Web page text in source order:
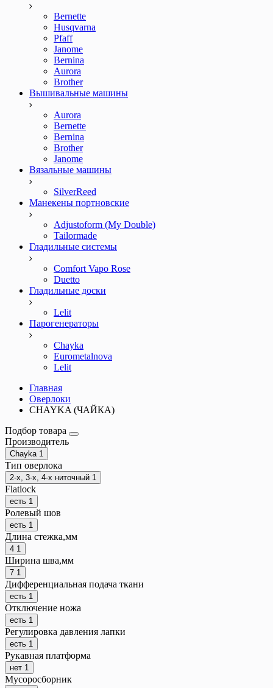
Bernette
Husqvarna
Pfaff
Janome
Bernina
Aurora
Brother
Вышивальные машины
Aurora
Bernette
Bernina
Brother
Janome
Вязальные машины
SilverReed
Манекены портновские
Adjustoform (My Double)
Tailormade
Гладильные системы
Comfort Vapo Rose
Duetto
Гладильные доски
Lelit
Парогенераторы
Chayka
Eurometalnova
Lelit
Главная
Оверлоки
CHAYKA (ЧАЙКА)
Подбор товара
Производитель
Chayka 1
Тип оверлока
2-х, 3-х, 4-х ниточный 1
Flatlock
есть 1
Ролевый шов
есть 1
Длина стежка,мм
4 1
Ширина шва,мм
7 1
Дифференциальная подача ткани
есть 1
Отключение ножа
есть 1
Регулировка давления лапки
есть 1
Рукавная платформа
нет 1
Мусоросборник